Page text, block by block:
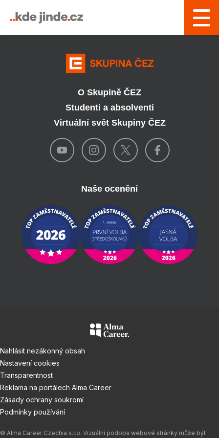
O Skupině ČEZ
Studenti a absolventi
Virtuální svět Skupiny ČEZ
Naše ocenění
Nahlásit nezákonný obsah
Nastavení cookies
Transparentnost
Reklama na portálech Alma Career
Zásady ochrany soukromí
Podmínky používání
© Alma Career Czechia s.r.o. Vizuální podoba webové stránky může být